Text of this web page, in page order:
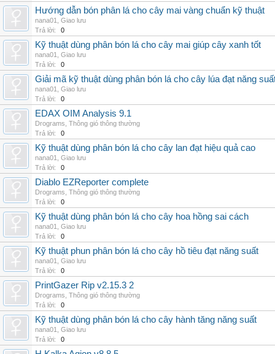
Hướng dẫn bón phân lá cho cây mai vàng chuẩn kỹ thuật
nana01
Giao lưu
Trả lời:
0
Kỹ thuật dùng phân bón lá cho cây mai giúp cây xanh tốt
nana01
Giao lưu
Trả lời:
0
Giải mã kỹ thuật dùng phân bón lá cho cây lúa đạt năng
nana01
Giao lưu
Trả lời:
0
EDAX OIM Analysis 9.1
Drograms Thông gió thông thường
Trả lời:
0
Kỹ thuật dùng phân bón lá cho cây lan đạt hiệu quả cao
nana01
Giao lưu
Trả lời:
0
Diablo EZReporter complete
Drograms Thông gió thông thường
Trả lời:
0
Kỹ thuật dùng phân bón lá cho cây hoa hồng sai cách
nana01
Giao lưu
Trả lời:
0
Kỹ thuật phun phân bón lá cho cây hồ tiêu đạt năng suất
nana01
Giao lưu
Trả lời:
0
PrintGazer Rip v2.15.3 2
Drograms Thông gió thông thường
Trả lời:
0
Kỹ thuật dùng phân bón lá cho cây hành tăng năng suất
nana01
Giao lưu
Trả lời:
0